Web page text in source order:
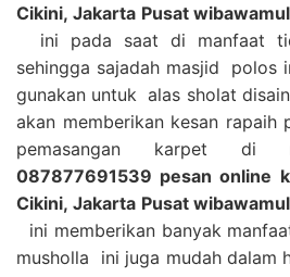
Cikini, Jakarta Pusat
ini pada saat di manfaat
sehingga sajadah masjid polos
gunakan untuk alas sholat
akan memberikan kesan rapaih
pemasangan karpet
087877691539 pesan online
Cikini, Jakarta Pusat
ini memberikan banyak
musholla ini juga mudah dalam